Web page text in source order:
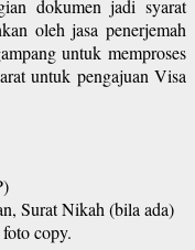
dokumen jadi syarat
oleh jasa penerjemah
untuk memproses
untuk pengajuan Visa
Surat Nikah (bila ada)
copy.